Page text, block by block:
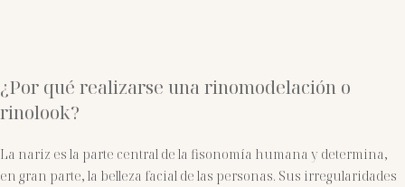
¿Por qué realizarse una rinomodelación o
rinolook?
La nariz es la parte central de la fisonomía humana y determina,
en gran parte, la belleza facial de las personas. Sus irregularidades